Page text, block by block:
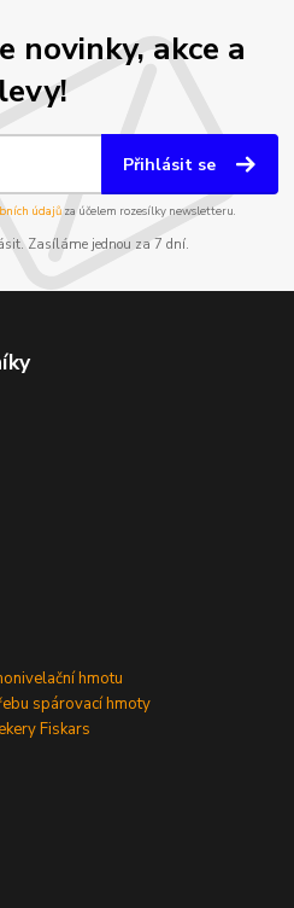
novinky, akce a
Přihlásit se
údajůza účelem rozesílky newsletteru.
Zasíláme jednou za 7 dní.
hmotu
spárovací hmoty
Fiskars